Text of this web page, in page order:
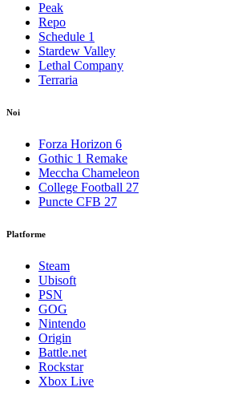
Peak
Repo
Schedule 1
Stardew Valley
Lethal Company
Terraria
Noi
Forza Horizon 6
Gothic 1 Remake
Meccha Chameleon
College Football 27
Puncte CFB 27
Platforme
Steam
Ubisoft
PSN
GOG
Nintendo
Origin
Battle.net
Rockstar
Xbox Live